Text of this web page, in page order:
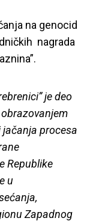
na genocid
nagrada
je deo
obrazovanjem
procesa
Republike
u
Zapadnog